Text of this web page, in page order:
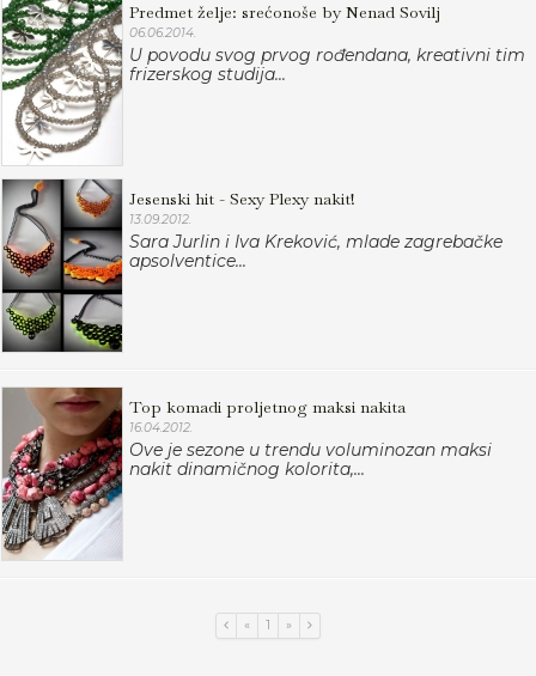
Predmet želje: srećonoše by Nenad Sovilj
06.06.2014.
U povodu svog prvog rođendana, kreativni tim
frizerskog studija...
Jesenski hit - Sexy Plexy nakit!
13.09.2012.
Sara Jurlin i Iva Kreković, mlade zagrebačke
apsolventice...
Top komadi proljetnog maksi nakita
16.04.2012.
Ove je sezone u trendu voluminozan maksi
nakit dinamičnog kolorita,...
« 1 »